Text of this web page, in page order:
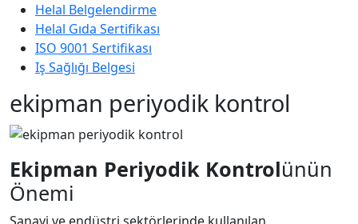
Helal Belgelendirme
Helal Gıda Sertifikası
ISO 9001 Sertifikası
Iş Sağlığı Belgesi
ekipman periyodik kontrol
Ekipman Periyodik Kontrolünün
Önemi